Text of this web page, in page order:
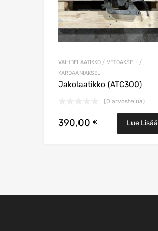
VAIHDELAATIKKO / VETOAKSELI /
KARDAANIAKSELI
Jakolaatikko (ATC300)
(0 arvostelua)
390,00 € Lue Lisää